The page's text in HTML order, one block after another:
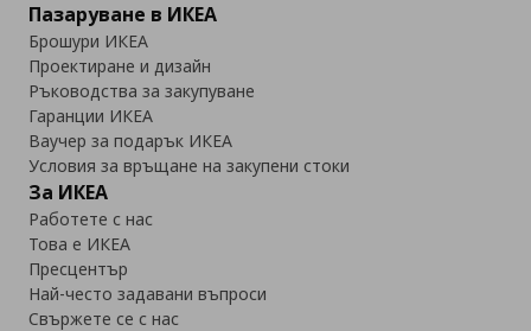
Пазаруване в ИКЕА
Брошури ИКЕА
Проектиране и дизайн
Ръководства за закупуване
Гаранции ИКЕА
Ваучер за подарък ИКЕА
Условия за връщане на закупени стоки
За ИКЕА
Работете с нас
Това е ИКЕА
Пресцентър
Най-често задавани въпроси
Свържете се с нас